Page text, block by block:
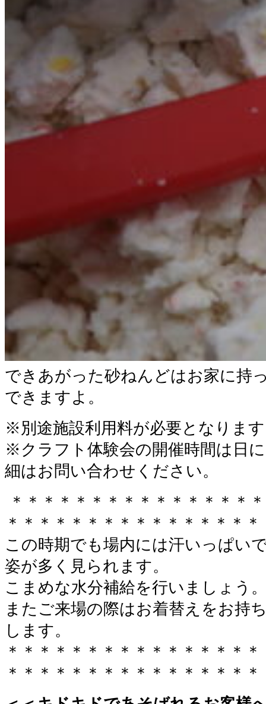
できあがった砂ねんどはお家に持
できますよ。
※ 別途施設利用料が必要となりま
※クラフト体験会の開催時間は日
細はお問い合わせください。
＊＊＊＊＊＊＊＊＊＊＊＊＊＊＊
＊＊＊＊＊＊＊＊＊＊＊＊＊＊＊＊
この時期でも場内には汗いっぱい
姿が多く見られます。
こまめな水分補給を行いましょう
またご来場の際はお着替えをお持
します。
＊＊＊＊＊＊＊＊＊＊＊＊＊＊＊
＊＊＊＊＊＊＊＊＊＊＊＊＊＊＊＊